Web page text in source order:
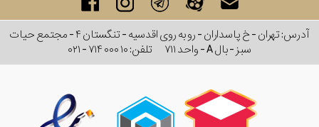
اصالت
کشور
آدرس: تهران - خ پاسداران - رو به روی اقدسیه - تنگستان ۴ - مجتمع حیات
سبز - بال A - واحد ۷۱۱
تلفن:۰۲۱ - ۷۱۴ ۰۰۰ ۱۰